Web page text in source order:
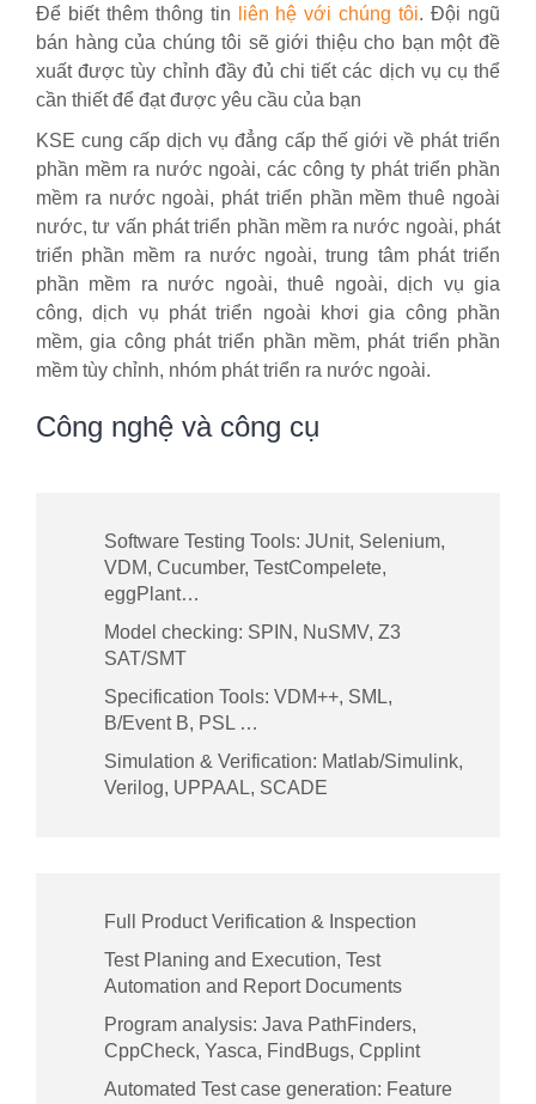
Để biết thêm thông tin liên hệ với chúng tôi. Đội ngũ
bán hàng của chúng tôi sẽ giới thiệu cho bạn một đề
xuất được tùy chỉnh đầy đủ chi tiết các dịch vụ cụ thể
cần thiết để đạt được yêu cầu của bạn
KSE cung cấp dịch vụ đẳng cấp thế giới về phát triển
phần mềm ra nước ngoài, các công ty phát triển phần
mềm ra nước ngoài, phát triển phần mềm thuê ngoài
nước, tư vấn phát triển phần mềm ra nước ngoài, phát
triển phần mềm ra nước ngoài, trung tâm phát triển
phần mềm ra nước ngoài, thuê ngoài, dịch vụ gia
công, dịch vụ phát triển ngoài khơi gia công phần
mềm, gia công phát triển phần mềm, phát triển phần
mềm tùy chỉnh, nhóm phát triển ra nước ngoài.
Công nghệ và công cụ
Software Testing Tools: JUnit, Selenium,
VDM, Cucumber, TestCompelete,
eggPlant…
Model checking: SPIN, NuSMV, Z3
SAT/SMT
Specification Tools: VDM++, SML,
B/Event B, PSL …
Simulation & Verification: Matlab/Simulink,
Verilog, UPPAAL, SCADE
Full Product Verification & Inspection
Test Planing and Execution, Test
Automation and Report Documents
Program analysis: Java PathFinders,
CppCheck, Yasca, FindBugs, Cpplint
Automated Test case generation: Feature